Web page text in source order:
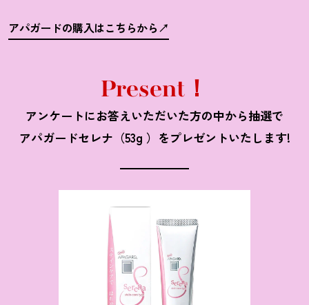
アパガードの購入はこちらから
Present！
アンケートにお答えいただいた方の中から抽選で
アパガードセレナ（53g ）をプレゼントいたします!